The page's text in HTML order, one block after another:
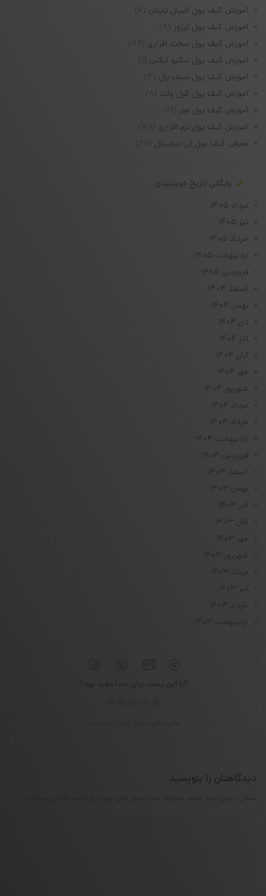
آموزش کیف پول الیپال تایتان (۶)
آموزش کیف پول ترزور (۸)
آموزش کیف پول سخت افزاری (۸۹)
آموزش کیف پول سکیو ایکس (۱)
آموزش کیف پول سیف پال (۴)
آموزش کیف پول کول ولت (۸)
آموزش کیف پول لجر (۱۹)
آموزش کیف پول نرم افزاری
معرفی کیف پول ارز دیجیتال
بایگانی تاریخ خورشیدی
مرداد ۱۴۰۵
تیر ۱۴۰۵
خرداد ۱۴۰۵
اردیبهشت ۱۴۰۵
فروردین ۱۴۰۵
اسفند ۱۴۰۴
بهمن ۱۴۰۴
دی ۱۴۰۴
آذر ۱۴۰۴
آبان ۱۴۰۴
مهر ۱۴۰۴
شهریور ۱۴۰۴
مرداد ۱۴۰۴
خرداد ۱۴۰۴
اردیبهشت ۱۴۰۴
فروردین ۱۴۰۴
اسفند ۱۴۰۳
بهمن ۱۴۰۳
آذر ۱۴۰۳
آبان ۱۴۰۳
مهر ۱۴۰۳
شهریور ۱۴۰۳
مرداد ۱۴۰۳
تیر ۱۴۰۳
خرداد ۱۴۰۳
اردیبهشت ۱۴۰۳
دیدگاهتان را بنویسید